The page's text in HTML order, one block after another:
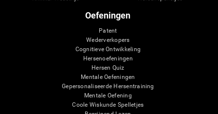
Oefeningen
Patent
Wederverkopers
Cognitieve Ontwikkeling
Hersenoefeningen
Hersen Quiz
Mentale Oefeningen
Gepersonaliseerde Hersentraining
Mentale Oefening
Coole Wiskunde Spelletjes